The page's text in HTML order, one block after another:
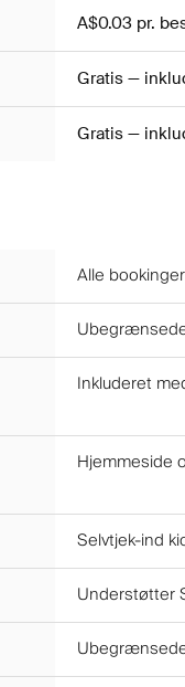
A$0.03 pr.
Gratis —
Gratis —
Alle
Inkluderet
Hjemmeside
Selvtjek-ind
Understøtter